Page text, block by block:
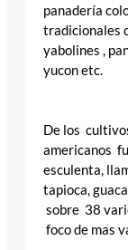
panadería
tradicionales
yabolines ,
yucon etc.
De los
americanos
esculenta,
tapioca,
sobre 38
foco de mas